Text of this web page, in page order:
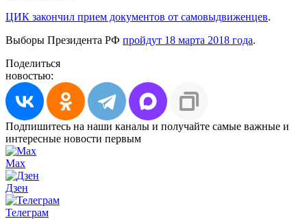
ЦИК закончил прием документов от самовыдвиженцев.
Выборы Президента РФ пройдут 18 марта 2018 года.
Поделиться
новостью:
Подпишитесь на наши каналы и получайте самые важные и
интересные новости первым
Max
Дзен
Телеграм